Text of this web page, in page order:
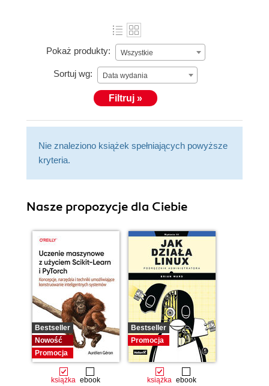
Pokaż produkty: Wszystkie
Sortuj wg: Data wydania
Filtruj »
Nie znaleziono książek spełniających powyższe
kryteria.
Nasze propozycje dla Ciebie
Bestseller
Nowość
Promocja
książka ebook
Bestseller
Promocja
książka ebook